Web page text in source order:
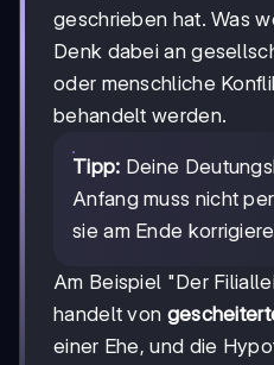
geschrieben hat. Was
Denk dabei an
oder menschliche
behandelt werden.
Tipp: Deine
Anfang muss nicht
sie am Ende
Am Beispiel "Der
handelt von
einer Ehe, und die